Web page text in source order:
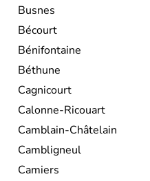
Busnes
Bécourt
Bénifontaine
Béthune
Cagnicourt
Calonne-Ricouart
Camblain-Châtelain
Cambligneul
Camiers